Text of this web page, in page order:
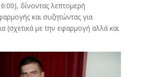
δίνοντας λεπτομερή
και συζητώντας για
(σχετικά με την εφαρμογή αλλά και